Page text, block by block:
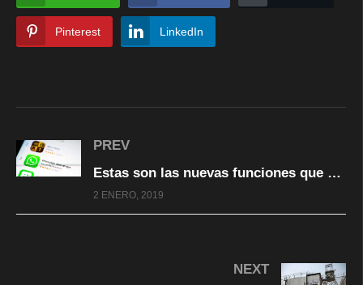
Pinterest LinkedIn
PREV
Estas son las nuevas funciones que WhatsApp lanzaría este año
2 ENERO, 2019
NEXT